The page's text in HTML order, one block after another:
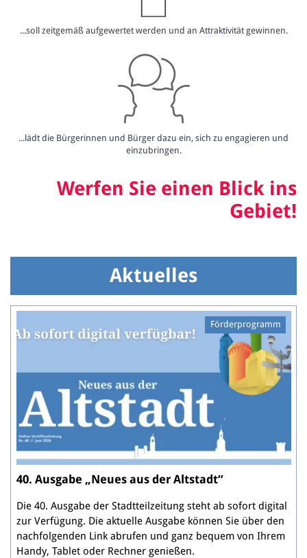
...soll zeitgemäß aufgewertet werden und an Attraktivität gewinnen.
...lädt die Bürgerinnen und Bürger dazu ein, sich zu engagieren und
einzubringen.
Werfen Sie einen Blick ins
Gebiet!
Aktuelles
Förderprogramm
40. Ausgabe „Neues aus der Altstadt“
Die 40. Ausgabe der Stadtteilzeitung steht ab sofort digital
zur Verfügung. Die aktuelle Ausgabe können Sie über den
nachfolgenden Link abrufen und ganz bequem von Ihrem
Handy, Tablet oder Rechner genießen.